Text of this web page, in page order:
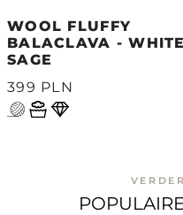
WOOL FLUFFY
BALACLAVA - WHITE
SAGE
399 PLN